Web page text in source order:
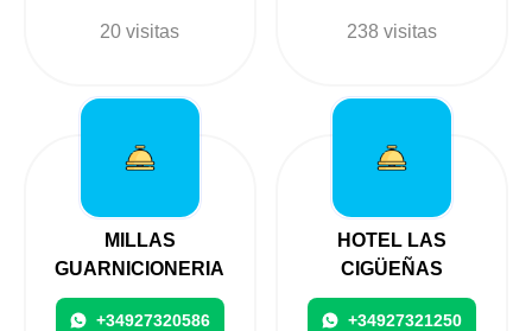
20 visitas 238 visitas
MILLAS
GUARNICIONERIA
+34927320586
HOTEL LAS
CIGÜEÑAS
+34927321250